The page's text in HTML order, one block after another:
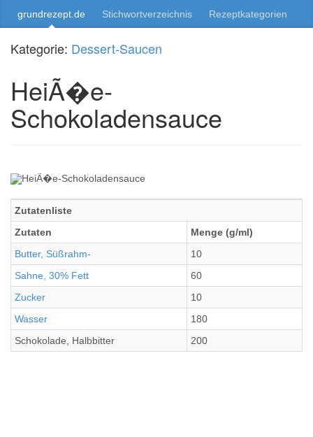
grundrezept.de Stichwortverzeichnis Rezeptkategorien
Kategorie: Dessert-Saucen
HeiÃ�e-
Schokoladensauce
Zutatenliste
Zutaten
Menge (g/ml)
Butter, Süßrahm-
10
Sahne, 30% Fett
60
Zucker
10
Wasser
180
Schokolade, Halbbitter
200